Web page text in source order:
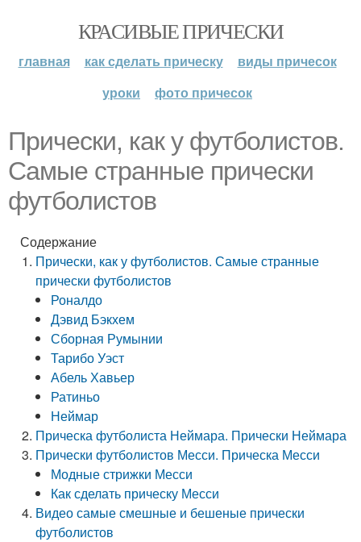
КРАСИВЫЕ ПРИЧЕСКИ
главная как сделать прическу
виды причесок
уроки
фото причесок
Прически, как у футболистов.
Самые странные прически
футболистов
Содержание
Прически, как у футболистов. Самые странные
прически футболистов
Роналдо
Дэвид Бэкхем
Сборная Румынии
Тарибо Уэст
Абель Хавьер
Ратиньо
Неймар
Прическа футболиста Неймара. Прически Неймара
Прически футболистов Месси. Прическа Месси
Модные стрижки Месси
Как сделать прическу Месси
Видео самые смешные и бешеные прически
футболистов